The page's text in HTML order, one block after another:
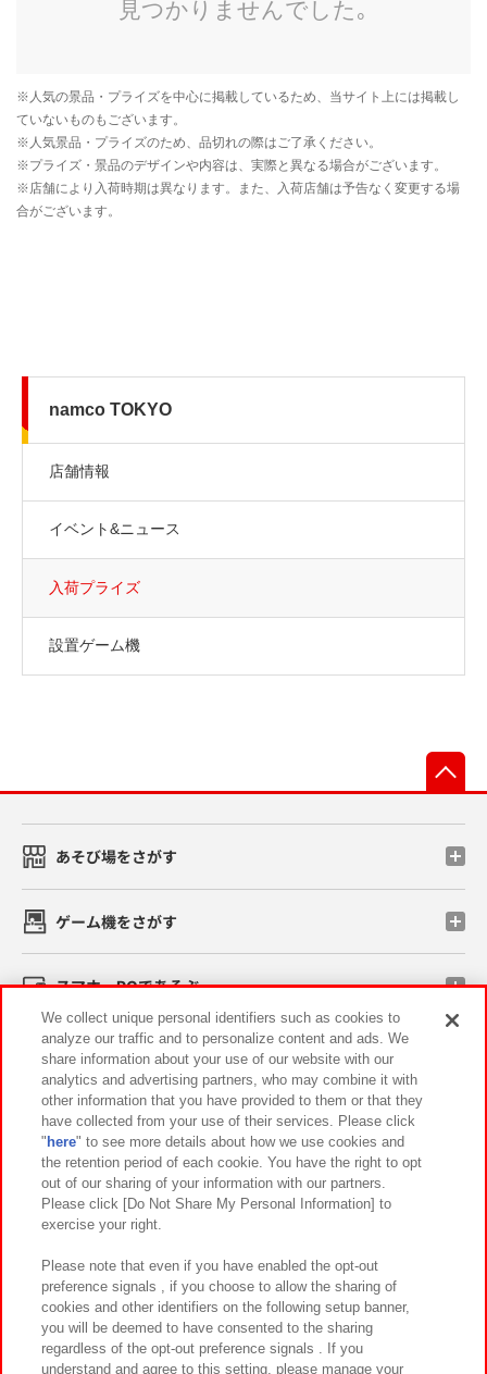
namco TOKYO
店舗情報
イベント&ニュース
入荷プライズ
設置ゲーム機
あそび場をさがす
ゲーム機をさがす
スマホ・PCであそぶ
イベント・キャンペーン
関連会社 サステナビリティ サイトポリシー
プライバシーポリシー ウェブアクセシビリティ方針と検証結果
お取引先さまとともに
カスタマーハラスメント対応方針 よくあるご質問・お問い合わせ
We collect unique personal identifiers such as cookies to
analyze our traffic and to personalize content and ads. We
share information about your use of our website with our
analytics and advertising partners, who may combine it with
other information that you have provided to them or that they
have collected from your use of their services. Please click
" here" to see more details about how we use cookies and
the retention period of each cookie. You have the right to opt
out of our sharing of your information with our partners.
Please click [Do Not Share My Personal Information] to
exercise your right.
Please note that even if you have enabled the opt-out
preference signals , if you choose to allow the sharing of
cookies and other identifiers on the following setup banner,
you will be deemed to have consented to the sharing
regardless of the opt-out preference signals . If you
understand and agree to this setting, please manage your